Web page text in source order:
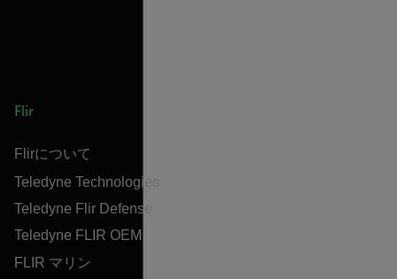
Flir
Flirについて
Teledyne Technologies
Teledyne Flir Defense
Teledyne FLIR OEM
FLIR マリン